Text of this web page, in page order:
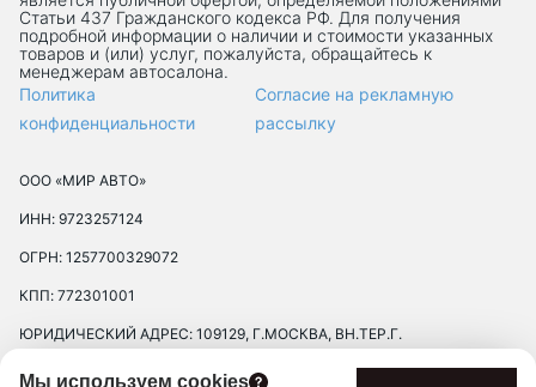
Мы используем cookies
Статьи 437 Гражданского кодекса РФ. Для получения
подробной информации о наличии и стоимости указанных
товаров и (или) услуг, пожалуйста, обращайтесь к
менеджерам автосалона.
Политика
конфиденциальности
Согласие на рекламную
рассылку
ООО «МИР АВТО»
ИНН: 9723257124
ОГРН: 1257700329072
КПП: 772301001
ЮРИДИЧЕСКИЙ АДРЕС: 109129, Г.МОСКВА, ВН.ТЕР.Г.